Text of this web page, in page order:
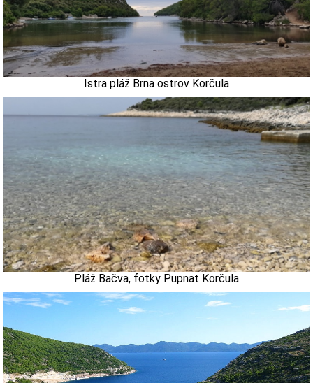
Istra pláž Brna ostrov Korčula
Pláž Bačva, fotky Pupnat Korčula